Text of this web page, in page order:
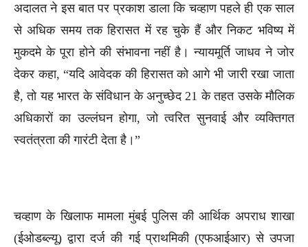
अदालत ने इस बात पर प्रकाश डाला कि चव्हाण पहले ही एक साल
से अधिक समय तक हिरासत में रह चुके हैं और निकट भविष्य में
मुकदमे के पूरा होने की संभावना नहीं है। न्यायमूर्ति जाधव ने जोर
देकर कहा, “यदि आवेदक की हिरासत को आगे भी जारी रखा जाता
है, तो यह भारत के संविधान के अनुच्छेद 21 के तहत उसके मौलिक
अधिकारों का उल्लंघन होगा, जो त्वरित सुनवाई और व्यक्तिगत
स्वतंत्रता की गारंटी देता है।”
चव्हाण के खिलाफ मामला मुंबई पुलिस की आर्थिक अपराध शाखा
(ईओडब्ल्यू) द्वारा दर्ज की गई प्राथमिकी (एफआईआर) से उपजा